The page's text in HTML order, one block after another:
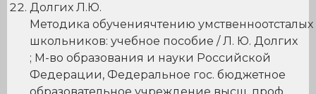
Долгих Л.Ю.
Методика обучениячтению
школьников: учебное пособие / Л. Ю. Долгих
; М-во образования и науки Российской
Федерации, Федеральное гос. бюджетное